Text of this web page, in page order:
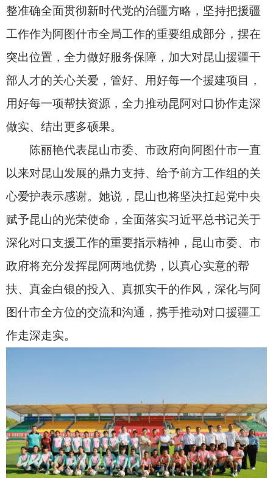
心爱护表示感谢。她说，昆山也将坚决扛起党中央
赋予昆山的光荣使命，全面落实习近平总书记关于
政府将充分发挥昆阿两地优势，以真心实意的帮
扶、真金白银的投入、真抓实干的作风，深化与阿
图什市全方位的交流和沟通，携手推动对口援疆工
作走深走实。
会上，昆山市委、市政府向阿图什市捐赠了价
值百万元物资。
市人民医院、阿图什市无花果三产融合科技创新